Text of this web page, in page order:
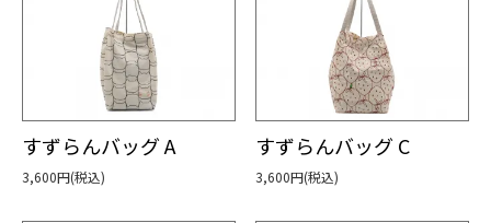
すずらんバッグ A
3,600円(税込)
すずらんバッグ C
3,600円(税込)